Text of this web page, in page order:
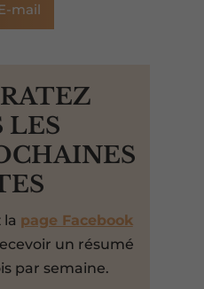
mail
LES
la page Facebook
un résumé
par semaine.